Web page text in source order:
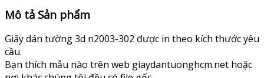
Mô tả Sản phẩm
Giấy dán tường 3d n2003-302 được in theo kích thước yêu
cầu.
Bạn thích mẫu nào trên web giaydantuonghcm.net hoặc